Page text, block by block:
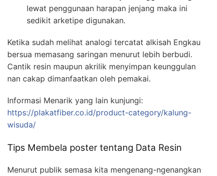
lewat penggunaan harapan jenjang maka ini
sedikit arketipe digunakan.
Ketika sudah melihat analogi tercatat alkisah Engkau
bersua memasang saringan menurut lebih berbudi.
Cantik resin maupun akrilik menyimpan keunggulan
nan cakap dimanfaatkan oleh pemakai.
Informasi Menarik yang lain kunjungi:
https://plakatfiber.co.id/product-category/kalung-
wisuda/
Tips Membela poster tentang Data Resin
Menurut publik semasa kita mengenang-ngenangkan